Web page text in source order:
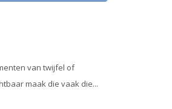
van twijfel of
maak die vaak die...